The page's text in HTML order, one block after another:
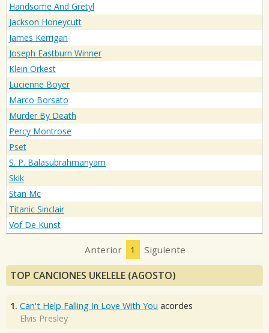
Handsome And Gretyl
Jackson Honeycutt
James Kerrigan
Joseph Eastburn Winner
Klein Orkest
Lucienne Boyer
Marco Borsato
Murder By Death
Percy Montrose
Pset
S. P. Balasubrahmanyam
Skik
Stan Mc
Titanic Sinclair
Vof De Kunst
Anterior 1 Siguiente
TOP CANCIONES UKELELE (AGOSTO)
1. Can't Help Falling In Love With You acordes
Elvis Presley